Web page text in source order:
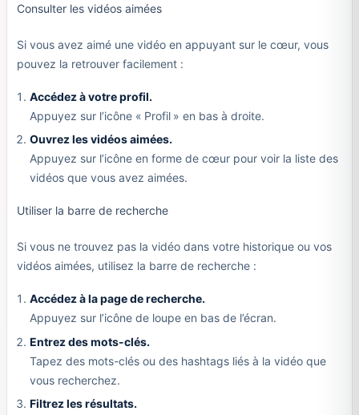
Consulter les vidéos aimées
Si vous avez aimé une vidéo en appuyant sur le cœur, vous
pouvez la retrouver facilement :
Accédez à votre profil.
Appuyez sur l’icône « Profil » en bas à droite.
Ouvrez les vidéos aimées.
Appuyez sur l’icône en forme de cœur pour voir la liste des
vidéos que vous avez aimées.
Utiliser la barre de recherche
Si vous ne trouvez pas la vidéo dans votre historique ou vos
vidéos aimées, utilisez la barre de recherche :
Accédez à la page de recherche.
Appuyez sur l’icône de loupe en bas de l’écran.
Entrez des mots-clés.
Tapez des mots-clés ou des hashtags liés à la vidéo que
vous recherchez.
Filtrez les résultats.